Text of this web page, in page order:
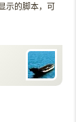
示的脚本，可